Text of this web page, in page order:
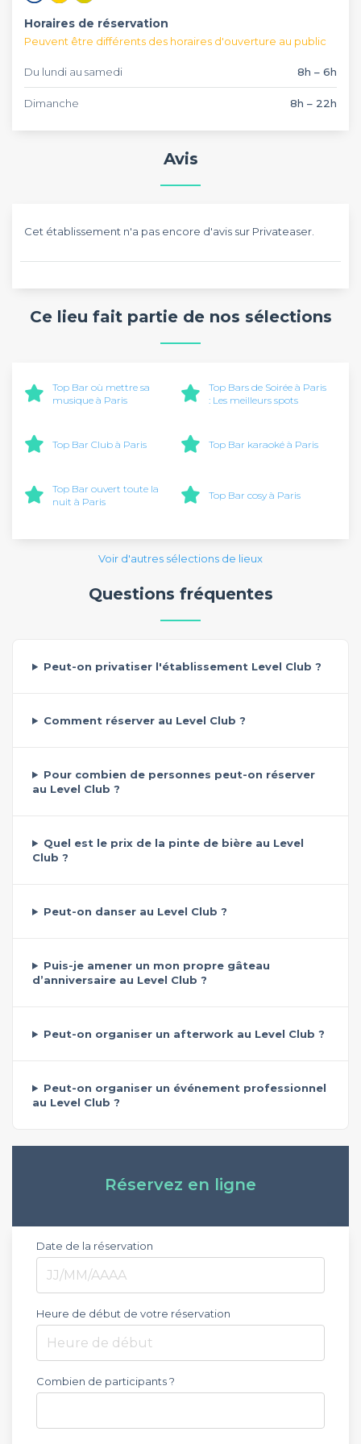
Horaires de réservation
Peuvent être différents des horaires d'ouverture au public
Du lundi au samedi 8h – 6h
Dimanche 8h – 22h
Avis
Cet établissement n'a pas encore d'avis sur Privateaser.
Ce lieu fait partie de nos sélections
Top Bar où mettre sa
musique à Paris
Top Bars de Soirée à Paris
: Les meilleurs spots
Top Bar Club à Paris Top Bar karaoké à Paris
Top Bar ouvert toute la
nuit à Paris
Top Bar cosy à Paris
Voir d'autres sélections de lieux
Questions fréquentes
Peut-on privatiser l'établissement Level Club ?
Comment réserver au Level Club ?
Pour combien de personnes peut-on réserver
au Level Club ?
Quel est le prix de la pinte de bière au Level
Club ?
Peut-on danser au Level Club ?
Puis-je amener un mon propre gâteau
d’anniversaire au Level Club ?
Peut-on organiser un afterwork au Level Club ?
Peut-on organiser un événement professionnel
au Level Club ?
Réservez en ligne
Date de la réservation
Heure de début de votre réservation
Heure de début
Combien de participants ?